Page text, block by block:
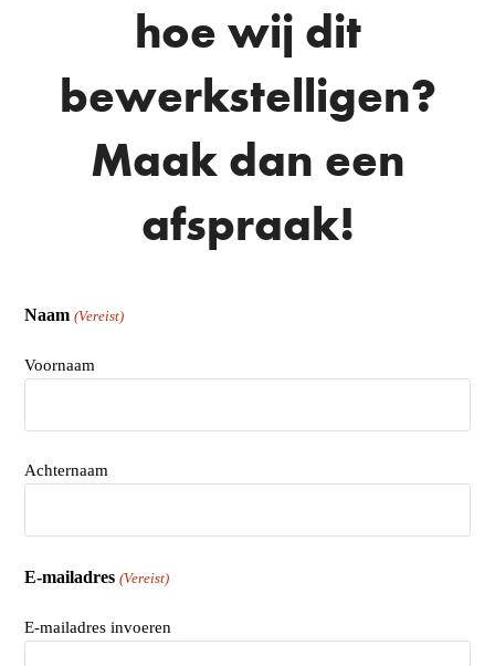
hoe wij dit
bewerkstelligen?
Maak dan een
afspraak!
Naam (Vereist)
Voornaam
Achternaam
E-mailadres (Vereist)
E-mailadres invoeren